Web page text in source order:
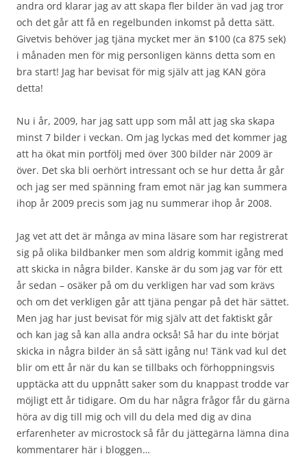
andra ord klarar jag av att skapa fler bilder än vad jag tror
och det går att få en regelbunden inkomst på detta sätt.
Givetvis behöver jag tjäna mycket mer än $100 (ca 875 sek)
i månaden men för mig personligen känns detta som en
bra start! Jag har bevisat för mig själv att jag KAN göra
detta!
Nu i år, 2009, har jag satt upp som mål att jag ska skapa
minst 7 bilder i veckan. Om jag lyckas med det kommer jag
att ha ökat min portfölj med över 300 bilder när 2009 är
över. Det ska bli oerhört intressant och se hur detta år går
och jag ser med spänning fram emot när jag kan summera
ihop år 2009 precis som jag nu summerar ihop år 2008.
Jag vet att det är många av mina läsare som har registrerat
sig på olika bildbanker men som aldrig kommit igång med
att skicka in några bilder. Kanske är du som jag var för ett
år sedan – osäker på om du verkligen har vad som krävs
och om det verkligen går att tjäna pengar på det här sättet.
Men jag har just bevisat för mig själv att det faktiskt går
och kan jag så kan alla andra också! Så har du inte börjat
skicka in några bilder än så sätt igång nu! Tänk vad kul det
blir om ett år när du kan se tillbaks och förhoppningsvis
upptäcka att du uppnått saker som du knappast trodde var
möjligt ett år tidigare. Om du har några frågor får du gärna
höra av dig till mig och vill du dela med dig av dina
erfarenheter av microstock så får du jättegärna lämna dina
kommentarer här i bloggen…